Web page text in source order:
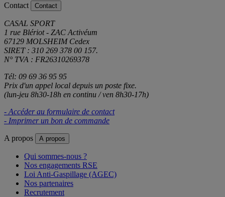
Contact Contact
CASAL SPORT
1 rue Blériot - ZAC Activéum
67129 MOLSHEIM Cedex
SIRET : 310 269 378 00 157.
N° TVA : FR26310269378
Tél: 09 69 36 95 95
Prix d'un appel local depuis un poste fixe.
(lun-jeu 8h30-18h en continu / ven 8h30-17h)
- Accéder au formulaire de contact
- Imprimer un bon de commande
A propos A propos
Qui sommes-nous ?
Nos engagements RSE
Loi Anti-Gaspillage (AGEC)
Nos partenaires
Recrutement